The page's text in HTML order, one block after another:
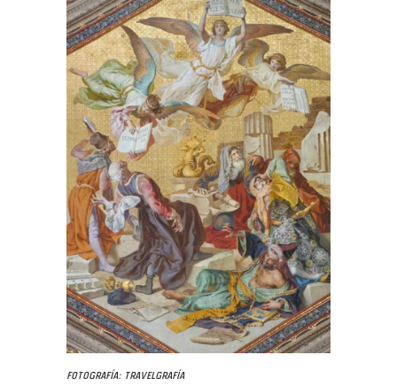
Fotografía: Travelgrafía